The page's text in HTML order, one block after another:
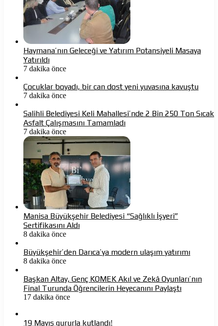
Haymana’nın Geleceği ve Yatırım Potansiyeli Masaya
Yatırıldı
7 dakika önce
Çocuklar boyadı, bir can dost yeni yuvasına kavuştu
7 dakika önce
Salihli Belediyesi Keli Mahallesi’nde 2 Bin 250 Ton Sıcak
Asfalt Çalışmasını Tamamladı
7 dakika önce
Manisa Büyükşehir Belediyesi “Sağlıklı İşyeri”
Sertifikasını Aldı
8 dakika önce
Büyükşehir’den Darıca’ya modern ulaşım yatırımı
8 dakika önce
Başkan Altay, Genç KOMEK Akıl ve Zekâ Oyunları’nın
Final Turunda Öğrencilerin Heyecanını Paylaştı
17 dakika önce
19 Mayıs gururla kutlandı!